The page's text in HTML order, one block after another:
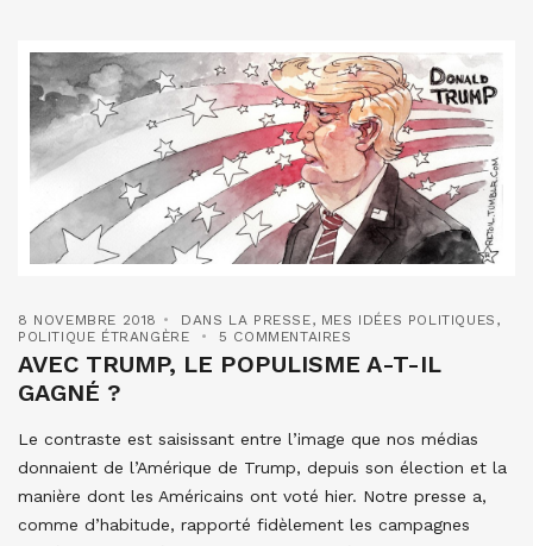
8 NOVEMBRE 2018 DANS LA PRESSE, MES IDÉES POLITIQUES ,
POLITIQUE ÉTRANGÈRE
5 COMMENTAIRES
AVEC TRUMP, LE POPULISME A-T-IL
GAGNÉ ?
Le contraste est saisissant entre l’image que nos médias
donnaient de l’Amérique de Trump, depuis son élection et la
manière dont les Américains ont voté hier. Notre presse a,
comme d’habitude, rapporté fidèlement les campagnes